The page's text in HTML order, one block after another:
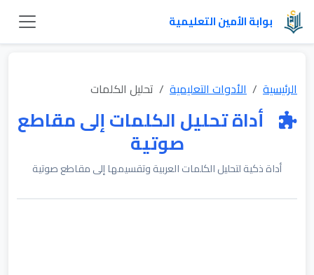
بوابة الأمين التعليمية
الرئيسية الأدوات التعليمية تحليل الكلمات
أداة تحليل الكلمات إلى مقاطع
صوتية
أداة ذكية لتحليل الكلمات العربية وتقسيمها إلى مقاطع صوتية